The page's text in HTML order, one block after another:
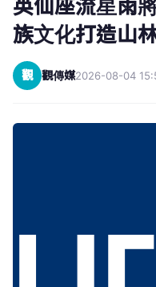
英仙座流星雨
族文化打造山
觀 觀傳媒2026-08-04